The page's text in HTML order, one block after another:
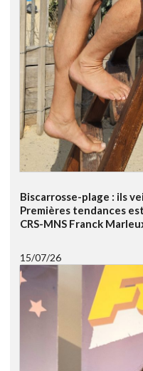
Biscarrosse-plage : ils
Premières tendances
CRS-MNS Franck
15/07/26